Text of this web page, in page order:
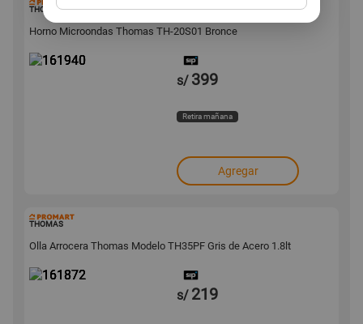
161940
THOMAS
Horno Microondas Thomas TH-20S01 Bronce
s/ 399
Retira mañana
Agregar
THOMAS
Olla Arrocera Thomas Modelo TH35PF Gris de Acero 1.8lt
s/ 219